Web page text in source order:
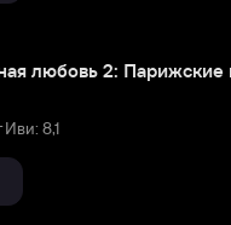
любовь 2: Парижские
Иви: 8,1